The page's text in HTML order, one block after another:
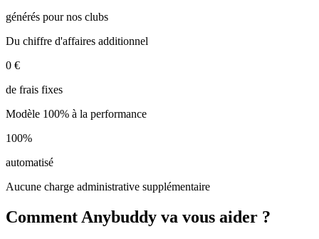
générés pour nos clubs
Du chiffre d'affaires additionnel
0 €
de frais fixes
Modèle 100% à la performance
100%
automatisé
Aucune charge administrative supplémentaire
Comment Anybuddy va vous aider ?